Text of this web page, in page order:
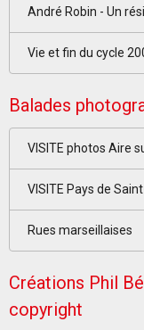
André Robin - Un
Vie et fin du cycle
Balades
VISITE photos Aire
VISITE Pays de
Rues marseillaises
Créations Phil
copyright